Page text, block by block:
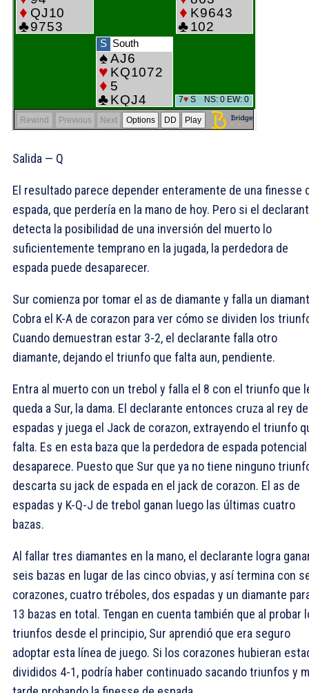
Salida — Q
El resultado parece depender enteramente de una finesse
espada, que perdería en la mano de hoy. Pero si el
detecta la posibilidad de una inversión del muerto lo
suficientemente temprano en la jugada, la perdedora de
espada puede desaparecer.
Sur comienza por tomar el as de diamante y falla un
Cobra el K-A de corazon para ver cómo se dividen los
Cuando demuestran estar 3-2, el declarante falla otro
diamante, dejando el triunfo que falta aun, pendiente.
Entra al muerto con un trebol y falla el 8 con el triunfo que
queda a Sur, la dama. El declarante entonces cruza al rey de
espadas y juega el Jack de corazon, extrayendo el triunfo
falta. Es en esta baza que la perdedora de espada potencial
desaparece. Puesto que Sur que ya no tiene ninguno
descarta su jack de espada en el jack de corazon. El as de
espadas y K-Q-J de trebol ganan luego las últimas cuatro
bazas.
Al fallar tres diamantes en la mano, el declarante logra
seis bazas en lugar de las cinco obvias, y así termina con
corazones, cuatro tréboles, dos espadas y un diamante
13 bazas en total. Tengan en cuenta también que al probar
triunfos desde el principio, Sur aprendió que era seguro
adoptar esta línea de juego. Si los corazones hubieran
divididos 4-1, podría haber continuado sacando triunfos y